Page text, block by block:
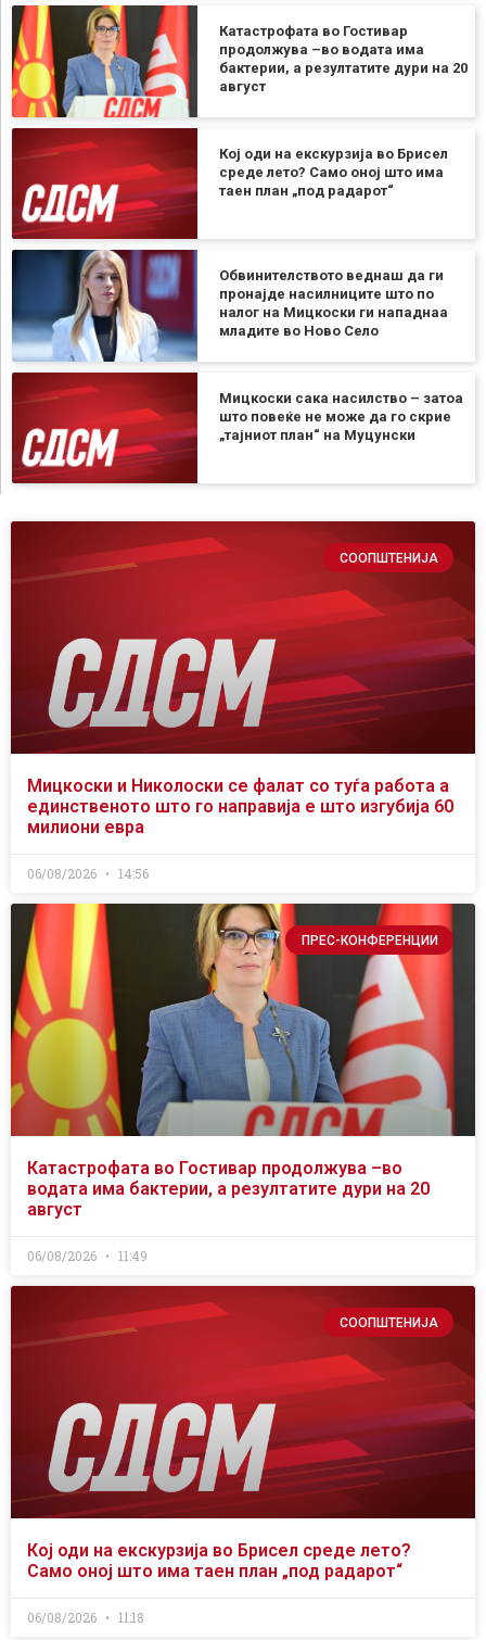
Катастрофата во Гостивар
продолжува –во водата има
бактерии, а резултатите дури на 20
август
Кој оди на екскурзија во Брисел
среде лето? Само оној што има
таен план „под радарот“
Обвинителството веднаш да ги
пронајде насилниците што по
налог на Мицкоски ги нападнаа
младите во Ново Село
Мицкоски сака насилство – затоа
што повеќе не може да го скрие
„тајниот план“ на Муцунски
СООПШТЕНИЈА
Мицкоски и Николоски се фалат со туѓа работа а
единственото што го направија е што изгубија 60
милиони евра
06/08/2026 14:56
ПРЕС-КОНФЕРЕНЦИИ
Катастрофата во Гостивар продолжува –во
водата има бактерии, а резултатите дури на 20
август
06/08/2026 11:49
СООПШТЕНИЈА
Кој оди на екскурзија во Брисел среде лето?
Само оној што има таен план „под радарот“
06/08/2026 11:18